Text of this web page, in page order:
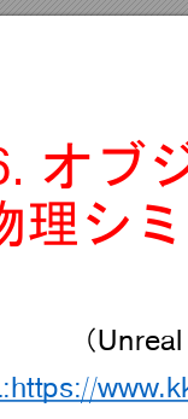
オブ
理シ
（
www